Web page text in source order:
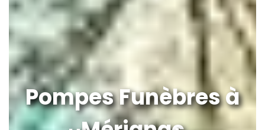
Pompes Funèbres à